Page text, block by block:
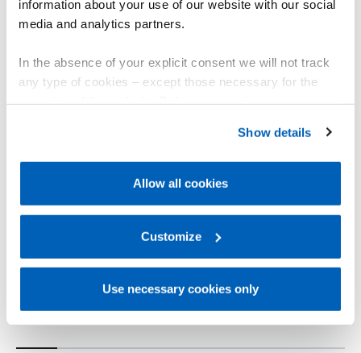
information about your use of our website with our social
media and analytics partners.
In the absence of your explicit consent we will not track
any type of cookies – except those necessary for the
Gefran - Cookie
policy.
regarding processing of personal data, at the following
Gefran - Privacy Policy.
Show details
Allow all cookies
Customize
Use necessary cookies only
W7
导热油 - FDA认证 - 压力监测套件（1/8
W8
导热油 - FDA认证 - 压力
DIN）